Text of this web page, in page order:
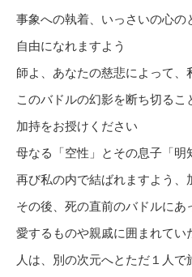
事象への執着、いっさいの心の
自由になれますよう
師よ、あなたの慈悲によって、
このバドルの幻影を断ち切るこ
加持をお授けください
母なる「空性」とその息子「明
再び私の内で結ばれますよう、
その後、死の直前のバドルにあ
愛するものや親戚に囲まれてい
人は、別の次元へとただ１人で